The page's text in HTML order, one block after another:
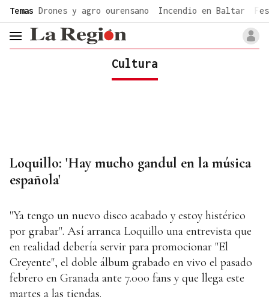
Temas Drones y agro ourensano Incendio en Baltar
header.menu.open
Cultura
Loquillo: 'Hay mucho gandul en la música
española'
"Ya tengo un nuevo disco acabado y estoy histérico
por grabar". Así arranca Loquillo una entrevista que
en realidad debería servir para promocionar "El
Creyente", el doble álbum grabado en vivo el pasado
febrero en Granada ante 7.000 fans y que llega este
martes a las tiendas.